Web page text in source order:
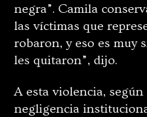
negra”. Camila
las víctimas que
robaron, y eso es muy
les quitaron”, dijo.
A esta violencia,
negligencia